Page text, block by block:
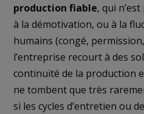
production fiable, qui
à la démotivation, ou à la
humains (congé,
l’entreprise recourt à des
continuité de la production
ne tombent que très
si les cycles d’entretien ou